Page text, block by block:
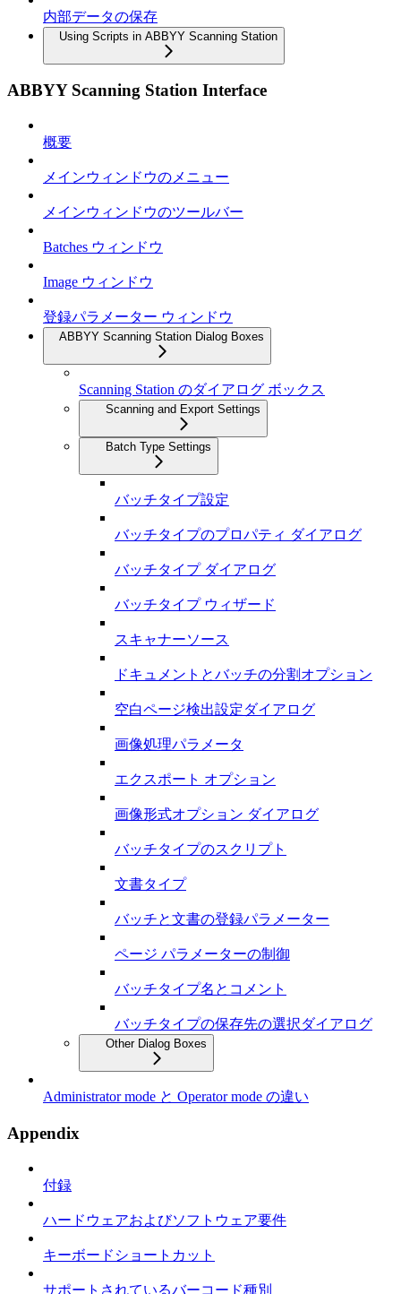
内部データの保存
Using Scripts in ABBYY Scanning Station
ABBYY Scanning Station Interface
概要
メインウィンドウのメニュー
メインウィンドウのツールバー
Batches ウィンドウ
Image ウィンドウ
登録パラメーター ウィンドウ
ABBYY Scanning Station Dialog Boxes
Scanning Station のダイアログ ボックス
Scanning and Export Settings
Batch Type Settings
バッチタイプ設定
バッチタイプのプロパティ ダイアログ
バッチタイプ ダイアログ
バッチタイプ ウィザード
スキャナーソース
ドキュメントとバッチの分割オプション
空白ページ検出設定ダイアログ
画像処理パラメータ
エクスポート オプション
画像形式オプション ダイアログ
バッチタイプのスクリプト
文書タイプ
バッチと文書の登録パラメーター
ページ パラメーターの制御
バッチタイプ名とコメント
バッチタイプの保存先の選択ダイアログ
Other Dialog Boxes
Administrator mode と Operator mode の違い
Appendix
付録
ハードウェアおよびソフトウェア要件
キーボードショートカット
サポートされているバーコード種別